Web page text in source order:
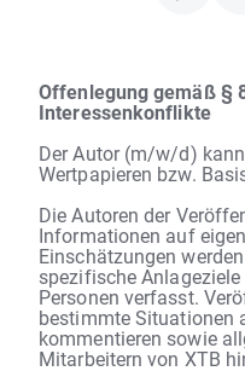
Offenlegung gemäß §
Interessenkonflikte
Der Autor (m/w/d)
Wertpapieren bzw.
Die Autoren der
Informationen auf
Einschätzungen
spezifische
Personen verfasst.
bestimmte Situationen
kommentieren sowie
Mitarbeitern von XTB